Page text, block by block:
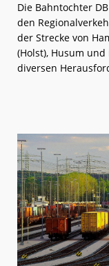
Die Bahntochter
den
der Strecke von
(Holst), Husum
diversen